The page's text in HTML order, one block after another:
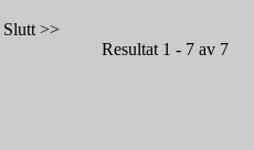
Slutt >>
Resultat 1 - 7 av 7